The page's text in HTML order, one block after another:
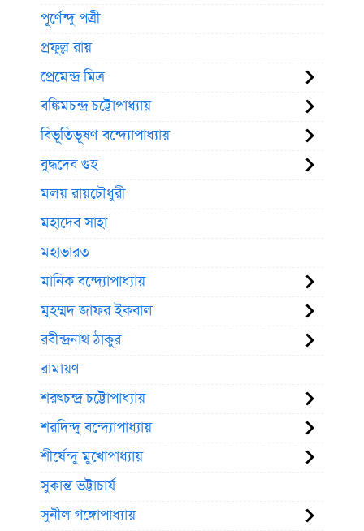
পূর্ণেন্দু পত্রী
প্রফুল্ল রায়
প্রেমেন্দ্র মিত্র
বঙ্কিমচন্দ্র চট্টোপাধ্যায়
বিভূতিভূষণ বন্দ্যোপাধ্যায়
বুদ্ধদেব গুহ
মলয় রায়চৌধুরী
মহাদেব সাহা
মহাভারত
মানিক বন্দ্যোপাধ্যায়
মুহম্মদ জাফর ইকবাল
রবীন্দ্রনাথ ঠাকুর
রামায়ণ
শরৎচন্দ্র চট্টোপাধ্যায়
শরদিন্দু বন্দ্যোপাধ্যায়
শীর্ষেন্দু মুখোপাধ্যায়
সুকান্ত ভট্টাচার্য
সুনীল গঙ্গোপাধ্যায়